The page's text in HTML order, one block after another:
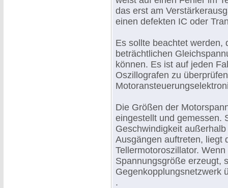
das erst am
einen defekten IC oder
Es sollte beachtet werden,
beträchtlichen
können. Es ist auf jeden
Oszillografen zu
Die Größen der
eingestellt und gemessen.
Geschwindigkeit
Ausgängen auftreten, liegt
Tellermotoroszillator.
Spannungsgröße erzeugt,
Gegenkopplungsnetzwerk
.